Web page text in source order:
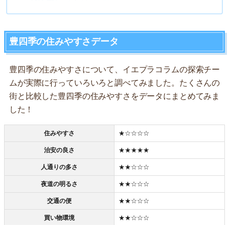
豊四季の住みやすさデータ
豊四季の住みやすさについて、イエプラコラムの探索チー
ムが実際に行っていろいろと調べてみました。たくさんの
街と比較した豊四季の住みやすさをデータにまとめてみま
した！
住みやすさ ★☆☆☆☆
治安の良さ ★★★★★
人通りの多さ ★★☆☆☆
夜道の明るさ ★★☆☆☆
交通の便 ★★☆☆☆
買い物環境 ★★☆☆☆